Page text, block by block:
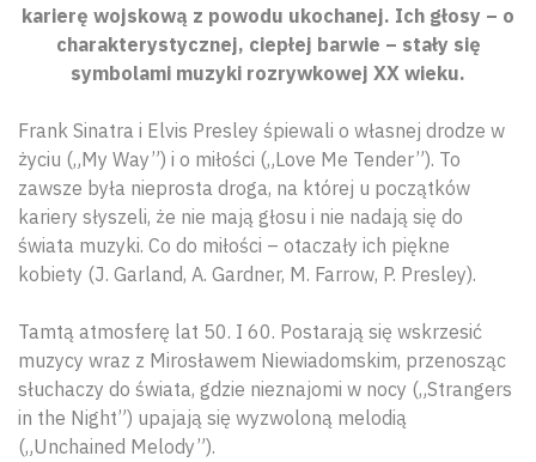
karierę wojskową z powodu ukochanej. Ich głosy – o
charakterystycznej, ciepłej barwie – stały się
symbolami muzyki rozrywkowej XX wieku.
Frank Sinatra i Elvis Presley śpiewali o własnej drodze w
życiu („My Way”) i o miłości („Love Me Tender”). To
zawsze była nieprosta droga, na której u początków
kariery słyszeli, że nie mają głosu i nie nadają się do
świata muzyki. Co do miłości – otaczały ich piękne
kobiety (J. Garland, A. Gardner, M. Farrow, P. Presley).
Tamtą atmosferę lat 50. I 60. Postarają się wskrzesić
muzycy wraz z Mirosławem Niewiadomskim, przenosząc
słuchaczy do świata, gdzie nieznajomi w nocy („Strangers
in the Night”) upajają się wyzwoloną melodią
(„Unchained Melody”).